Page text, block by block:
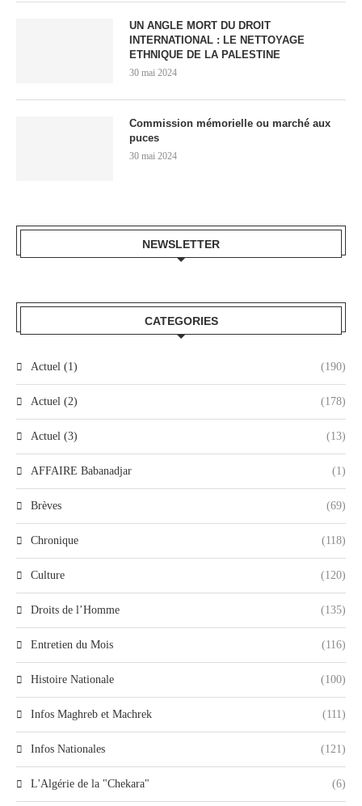
UN ANGLE MORT DU DROIT
INTERNATIONAL : LE NETTOYAGE
ETHNIQUE DE LA PALESTINE
30 mai 2024
Commission mémorielle ou marché aux
puces
30 mai 2024
NEWSLETTER
CATEGORIES
Actuel (1) (190)
Actuel (2) (178)
Actuel (3) (13)
AFFAIRE Babanadjar (1)
Brèves (69)
Chronique (118)
Culture (120)
Droits de l’Homme (135)
Entretien du Mois (116)
Histoire Nationale (100)
Infos Maghreb et Machrek (111)
Infos Nationales (121)
L'Algérie de la "Chekara" (6)